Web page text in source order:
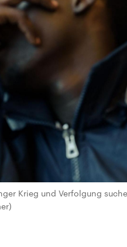
Krieg und Verfolgung